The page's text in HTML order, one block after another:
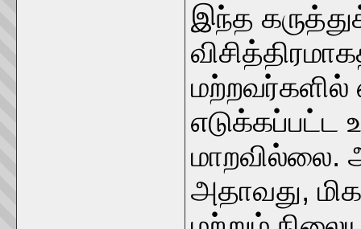
இந்த
மற்றவர்களில்
எடுக்கப்பட்ட
மாறவில்லை.
அதாவது,